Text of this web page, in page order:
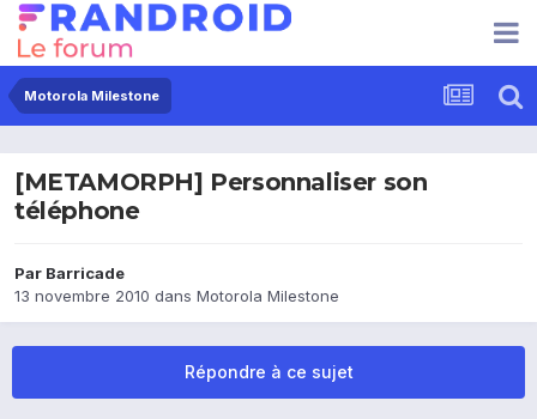
Motorola Milestone
[METAMORPH] Personnaliser son
téléphone
Par Barricade
13 novembre 2010 dans Motorola Milestone
Répondre à ce sujet